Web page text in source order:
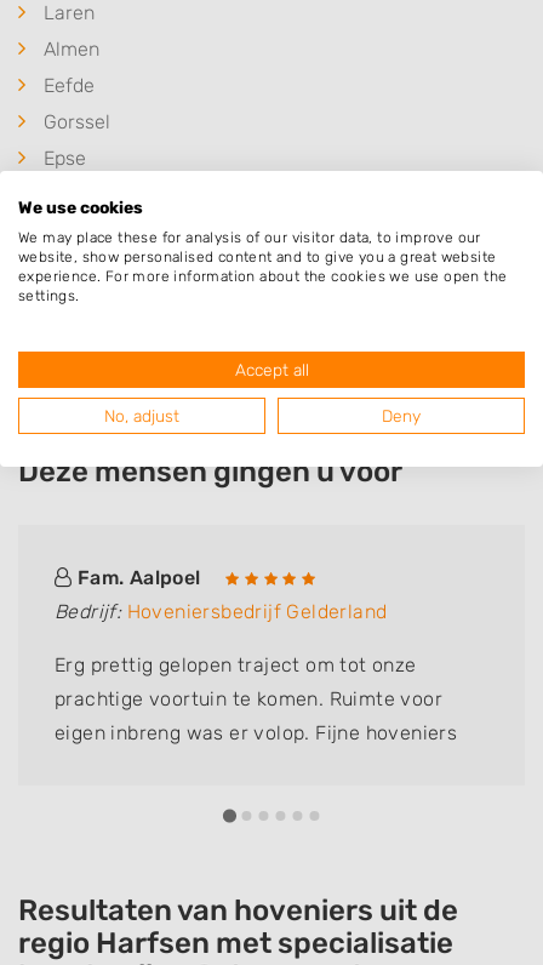
Laren
Almen
Eefde
Gorssel
Epse
Colmschate
Lettele
Warnsveld
Lochem
Deze mensen gingen u voor
Fam. Aalpoel
Bedrijf: Hoveniersbedrijf Gelderland
Erg prettig gelopen traject om tot onze
prachtige voortuin te komen. Ruimte voor
eigen inbreng was er volop. Fijne hoveniers
beplanting gaat groeien en bloeien en alles af
is! Wij bevelen Hoveniersbedrijf Gelderland
Resultaten van hoveniers uit de
regio Harfsen met specialisatie
We use cookies
We may place these for analysis of our visitor data, to improve our
website, show personalised content and to give you a great website
experience. For more information about the cookies we use open the
settings.
Accept all
No, adjust Deny